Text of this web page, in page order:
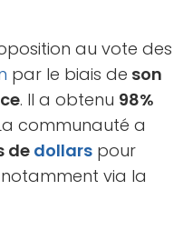
au vote des
par le biais de son
. Il a obtenu 98%
communauté a
dedollars pour
via la